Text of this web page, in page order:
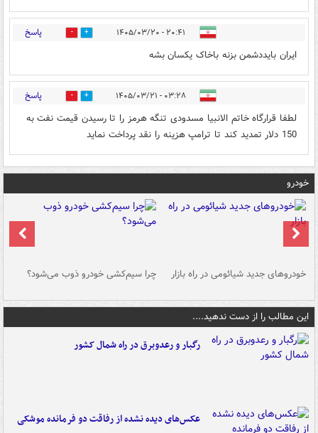
۲۰:۴۱ - ۱۴۰۵/۰۳/۲۰ 0 پاسخ
ایران بایددشمن بزنه باخاک یکسان بشه
۰۳:۲۸ - ۱۴۰۵/۰۳/۲۱ 0 پاسخ
لطفا قرارگاه خاتم الانبیا مسدودی تنگه هرمز را تا رسیدن قیمت نفت به
150 دلار تمدید کند تا ترامپ هزینه را نقد پرداخت نماید
خودرو
خودروهای جدید شیائومی در راه بازار چرا سیم‌کشی خودرو ذوب می‌شود؟
این مطالب را از دست ندهید....
رگبار و رعدوبرق در راه شمال کشور
عکس‌های دیده نشده از رفاقت دو فرمانده‌ موشکی